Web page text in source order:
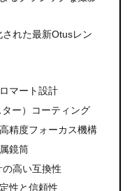
れた最新Otusレン
マート設計
ー）コーティング
精度フォーカス機構
鏡筒
高い互換性
性と信頼性